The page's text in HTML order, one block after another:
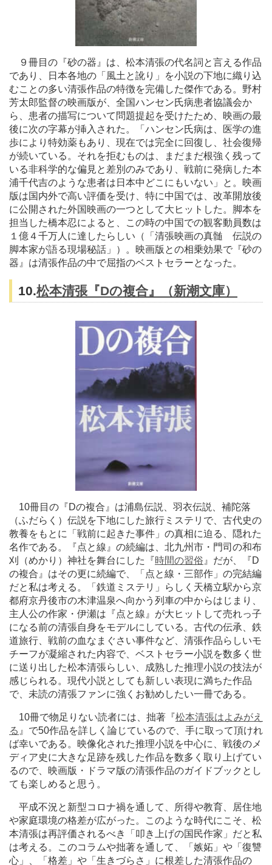
９冊目の『砂の器』は、松本清張の代名詞と言える作品
であり、日本各地の「風土と訛り」を小説の下地に織り込
むことの多い清張作品の特徴を完備した傑作である。野村
芳太郎監督の映画版が、全国ハンセン氏病患者協議会か
ら、患者の描写について問題提起を受けたため、映画の最
後に次の字幕が挿入された。「ハンセン氏病は、医学の進
歩により特効薬もあり、現在では完全に回復し、社会復帰
が続いている。それを拒むものは、まだまだ根強く残って
いる非科学的な偏見と差別のみであり、戦前に発病した本
浦千代吉のような患者は日本中どこにもいない」と。映画
版は国内外で高い評価を受け、特に中国では、改革開放後
に公開された外国映画の一つとして大ヒットした。脚本を
担当した橋本忍によると、この時の中国での観客動員数は
１億４千万人に達したらしい（「清張映画の真髄 伝説の
脚本家が語る現場秘話」）。映画版との相乗効果で『砂の
器』は清張作品の中で屈指のベストセラーとなった。
10.松本清張『Dの複合』（新潮文庫）
10冊目の『Dの複合』は浦島伝説、羽衣伝説、補陀落
（ふだらく）伝説を下地にした旅行ミステリで、古代史の
教養をもとに「戦前に起きた事件」の真相に迫る、隠れた
名作である。『点と線』の続編は、北九州市・門司の和布
刈（めかり）神社を舞台にした『時間の習俗 』だが、『D
の複合』はその更に続編で、「点と線・三部作」の完結編
だと私は考える。「鉄道ミステリ」らしく天橋立駅から京
都府京丹後市の木津温泉へ向かう列車の中からはじまり、
主人公の作家・伊瀬は『点と線』が大ヒットして売れっ子
になる前の清張自身をモデルにしている。古代の伝承、鉄
道旅行、戦前の血なまぐさい事件など、清張作品らしいモ
チーフが凝縮された内容で、ベストセラー小説を数多く世
に送り出した松本清張らしい、成熟した推理小説の技法が
感じられる。現代小説としても新しい表現に満ちた作品
で、未読の清張ファンに強くお勧めしたい一冊である。
10冊で物足りない読者には、拙著『松本清張はよみがえ
る 』で50作品を詳しく論じているので、手に取って頂けれ
ば幸いである。映像化された推理小説を中心に、戦後のメ
ディア史に大きな足跡を残した作品を数多く取り上げてい
るので、映画版・ドラマ版の清張作品のガイドブックとし
ても楽しめると思う。
平成不況と新型コロナ禍を通して、所得や教育、居住地
や家庭環境の格差が広がった。このような時代にこそ、松
本清張は再評価されるべき「叩き上げの国民作家」だと私
は考える。このコラムや拙著を通して、「嫉妬」や「復讐
心」、「格差」や「生きづらさ」に根差した清張作品の